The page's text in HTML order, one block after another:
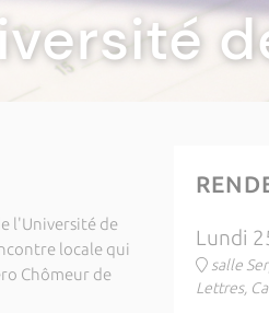
l'Université de
locale qui
Chômeur de
Lundi
salle
Lettres,